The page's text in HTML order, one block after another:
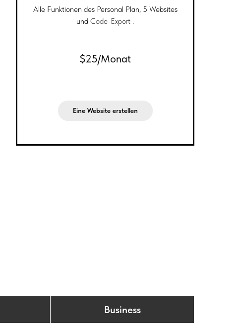
Alle Funktionen des Personal Plan, 5 Websites
und Code-Export .
$25/Monat
Eine Website erstellen
Business